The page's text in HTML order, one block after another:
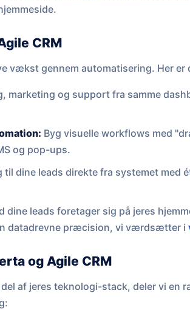
CRM
vækst gennem automatisering. Her er
marketing og support fra samme
Byg visuelle workflows med
og pop-ups.
til dine leads direkte fra systemet med
dine leads foretager sig på jeres
datadrevne præcision, vi værdsætter i
og Agile CRM
af jeres teknologi-stack, deler vi en